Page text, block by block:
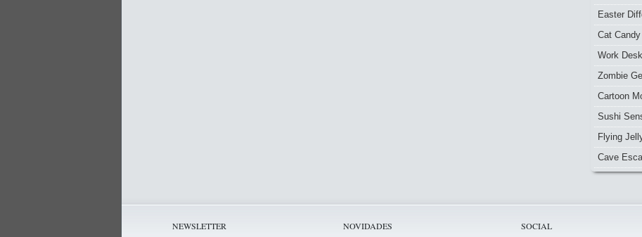
Easter
Cat
Work
Zombie
Cartoon
Sushi
Flying
Cave
NEWSLETTER NOVIDADES SOCIAL